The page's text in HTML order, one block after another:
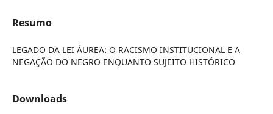
Resumo
LEGADO DA LEI ÁUREA: O RACISMO INSTITUCIONAL E A
NEGAÇÃO DO NEGRO ENQUANTO SUJEITO HISTÓRICO
Downloads